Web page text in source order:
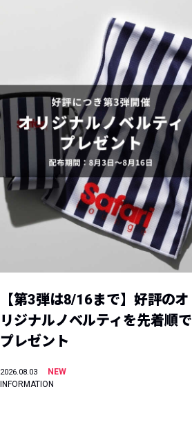
【第3弾は8/16まで】好評のオ
リジナルノベルティを先着順で
プレゼント
2026.08.03
NEW
INFORMATION